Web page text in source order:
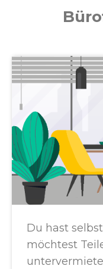
Du hast
möchtest